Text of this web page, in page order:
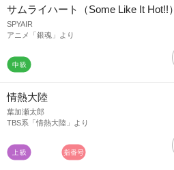
サムライハート（Some Like It Hot!!）
SPYAIR
アニメ「銀魂」より
情熱大陸
葉加瀬太郎
TBS系「情熱大陸」より